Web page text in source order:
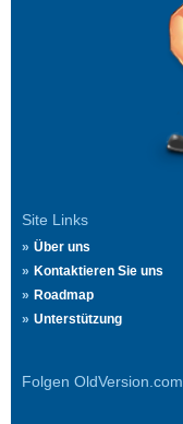
Site Links
Über uns
Kontaktieren Sie uns
Roadmap
Unterstützung
Folgen OldVersion.com